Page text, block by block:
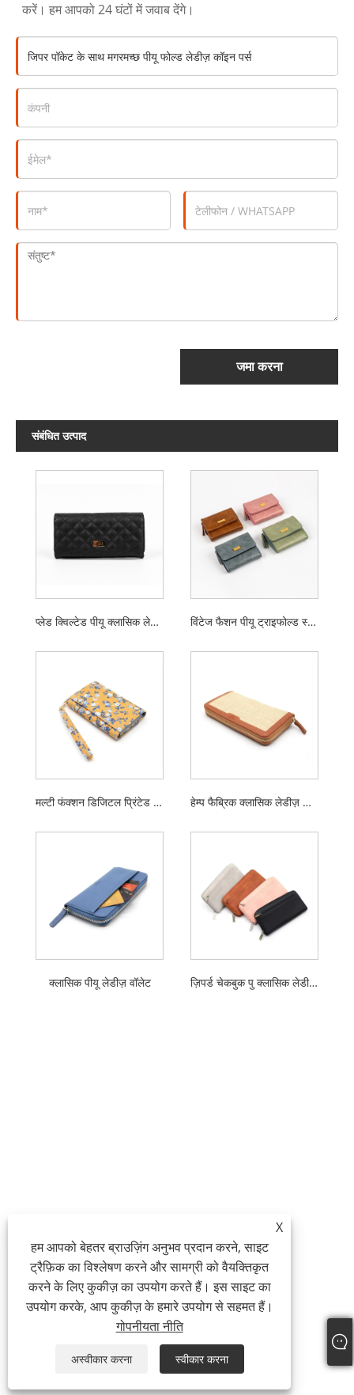
करें। हम आपको 24 घंटों में जवाब देंगे।
जमा करना
संबंधित उत्पाद
प्लेड क्विल्टेड पीयू क्लासिक लेडीज़ वॉलेट विंटेज फैशन पीयू ट्राइफोल्ड स्मॉल लेडीज़ वॉलेट
मल्टी फंक्शन डिजिटल प्रिंटेड शॉर्ट स्ट्रैप दैनिक उपयोग वाली महिला वॉलेट हेम्प फैब्रिक क्लासिक लेडीज़ वॉलेट
क्लासिक पीयू लेडीज़ वॉलेट ज़िपर्ड चेकबुक पु क्लासिक लेडीज़ वॉलेट
X
हम आपको बेहतर ब्राउज़िंग अनुभव प्रदान करने, साइट
ट्रैफ़िक का विश्लेषण करने और सामग्री को वैयक्तिकृत
करने के लिए कुकीज़ का उपयोग करते हैं। इस साइट का
उपयोग करके, आप कुकीज़ के हमारे उपयोग से सहमत हैं।
गोपनीयता नीति
अस्वीकार करना स्वीकार करना